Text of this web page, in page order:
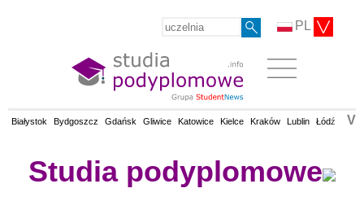
PL
Białystok Bydgoszcz Gdańsk Gliwice Katowice Kielce Kraków Lublin Łódź V
Studia podyplomowe